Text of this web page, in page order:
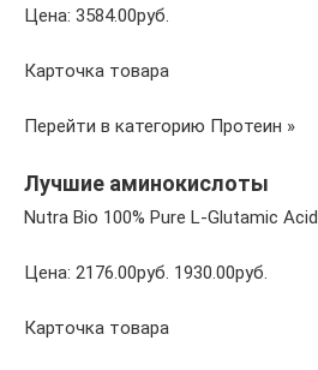
Цена: 3584.00руб.
Карточка товара
Перейти в категорию Протеин »
Лучшие аминокислоты
Nutra Bio 100% Pure L-Glutamic Acid
Цена: 2176.00руб. 1930.00руб.
Карточка товара